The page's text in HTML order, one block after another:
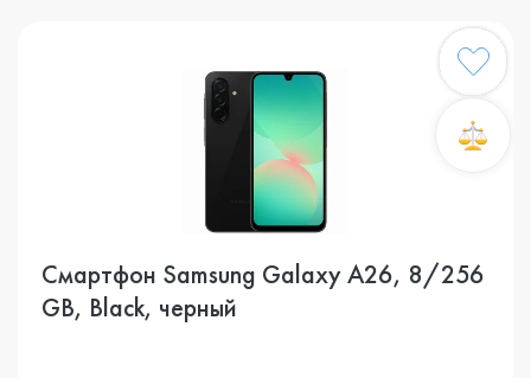
Смартфон Samsung Galaxy A26, 8/256
GB, Black, черный